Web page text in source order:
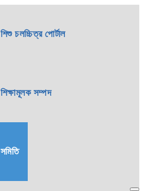
শিশু চলচ্চিত্র পোর্টাল
শিক্ষামূলক সম্পদ
সমিতি